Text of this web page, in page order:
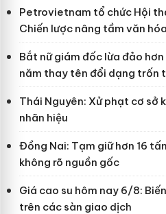
Petrovietnam tổ chức Hội
Chiến lược nâng tầm văn
Bắt nữ giám đốc lừa đảo
năm thay tên đổi dạng trốn
Thái Nguyên: Xử phạt cơ sở
nhãn hiệu
Đồng Nai: Tạm giữ hơn 16
không rõ nguồn gốc
Giá cao su hôm nay 6/8:
trên các sàn giao dịch